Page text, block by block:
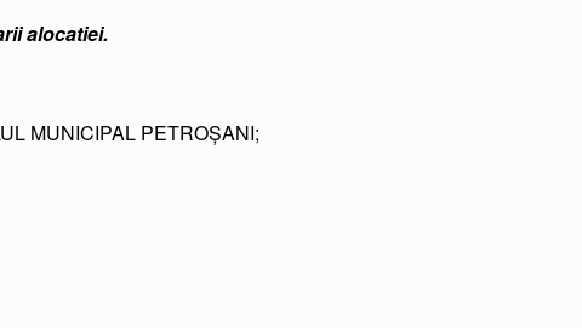
alocatiei.
MUNICIPAL PETROŞANI;